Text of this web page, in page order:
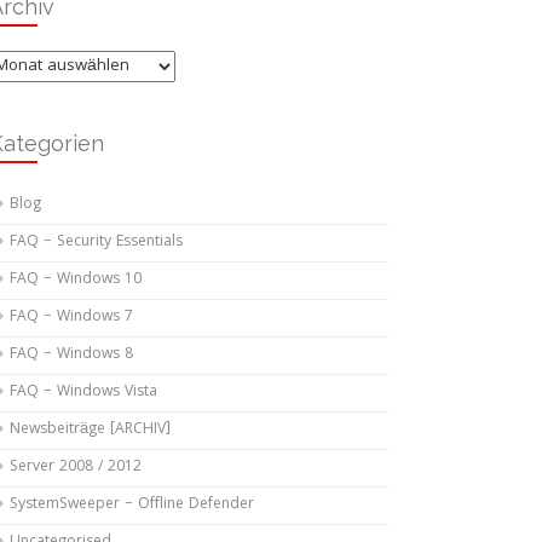
Blog
FAQ – Security Essentials
FAQ – Windows 10
FAQ – Windows 7
FAQ – Windows 8
FAQ – Windows Vista
Newsbeiträge [ARCHIV]
Server 2008 / 2012
SystemSweeper – Offline Defender